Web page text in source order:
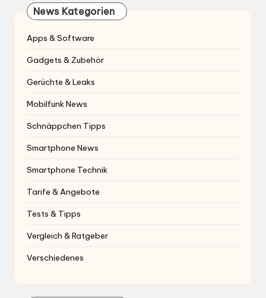
News Kategorien
Apps & Software
Gadgets & Zubehör
Gerüchte & Leaks
Mobilfunk News
Schnäppchen Tipps
Smartphone News
Smartphone Technik
Tarife & Angebote
Tests & Tipps
Vergleich & Ratgeber
Verschiedenes